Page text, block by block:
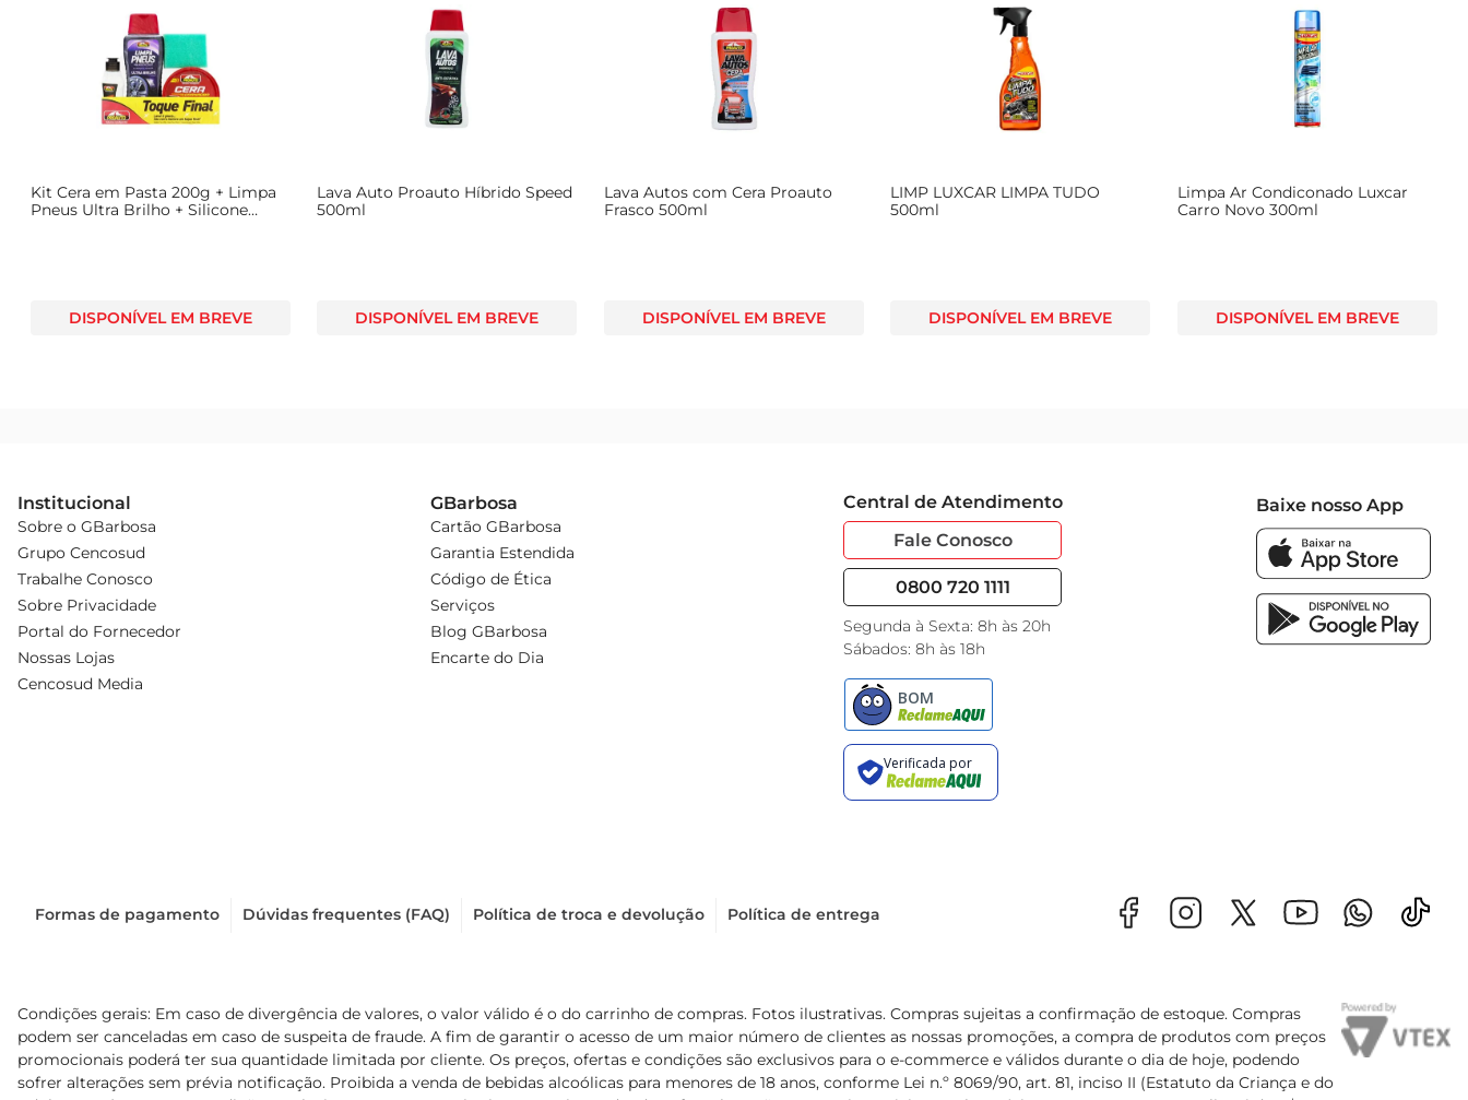
Kit Cera em Pasta 200g + Limpa
Pneus Ultra Brilho + Silicone
DISPONÍVEL EM BREVE
Lava Auto Proauto Híbrido Speed
500ml
DISPONÍVEL EM BREVE
Lava Autos com Cera Proauto
Frasco 500ml
DISPONÍVEL EM BREVE
LIMP LUXCAR LIMPA TUDO
500ml
DISPONÍVEL EM BREVE
Limpa Ar Condiconado Luxcar
Carro Novo 300ml
DISPONÍVEL EM BREVE
Institucional
Sobre o GBarbosa
Grupo Cencosud
Trabalhe Conosco
Sobre Privacidade
Portal do Fornecedor
Nossas Lojas
Cencosud Media
GBarbosa
Cartão GBarbosa
Garantia Estendida
Código de Ética
Serviços
Blog GBarbosa
Encarte do Dia
Central de Atendimento
Fale Conosco
0800 720 1111
Segunda à Sexta: 8h às 20h
Sábados: 8h às 18h
Baixe nosso App
Formas de pagamento Dúvidas frequentes (FAQ) Política de troca e devolução Política de entrega
Condições gerais: Em caso de divergência de valores, o valor válido é o do carrinho de compras. Fotos ilustrativas. Compras sujeitas a confirmação de estoque. Compras
podem ser canceladas em caso de suspeita de fraude. A fim de garantir o acesso de um maior número de clientes as nossas promoções, a compra de produtos com preços
promocionais poderá ter sua quantidade limitada por cliente. Os preços, ofertas e condições são exclusivos para o e-commerce e válidos durante o dia de hoje, podendo
sofrer alterações sem prévia notificação. Proibida a venda de bebidas alcoólicas para menores de 18 anos, conforme Lei n.º 8069/90, art. 81, inciso II (Estatuto da Criança e do